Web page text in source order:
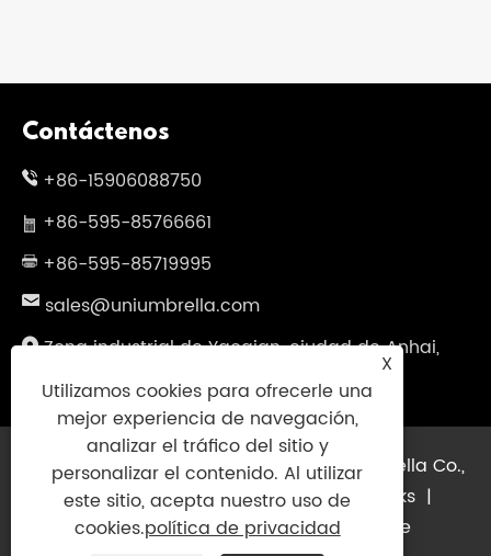
Contáctenos
+86-15906088750
+86-595-85766661
+86-595-85719995
sales@uniumbrella.com
Zona industrial de Yaoqian, ciudad de Anhai,
ciudad de Jinjiang, Fujian, China
Copyright © 2021 Jinjiang Fengyuan Umbrella Co.,
Ltd. Todos los derechos reservados
Links|
Sitemap|RSS|XML|política de
X
Utilizamos cookies para ofrecerle una
mejor experiencia de navegación,
analizar el tráfico del sitio y
personalizar el contenido. Al utilizar
este sitio, acepta nuestro uso de
cookies.política de privacidad